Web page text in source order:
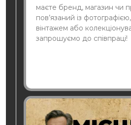
маєте бренд, магазин чи
пов’язаний із
вінтажем або
запрошуємо до співпраці!